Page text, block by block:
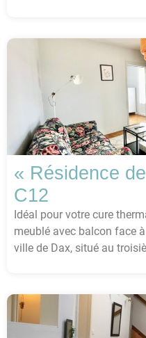
« Résidence
C12
Idéal pour votre cure
meublé avec balcon face
ville de Dax, situé au